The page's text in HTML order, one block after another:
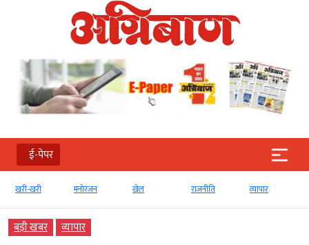
ई-पेपर
खरी-खरी मनोरंजन खेल राजनीति व्‍यापार
बड़ी खबर व्‍यापार